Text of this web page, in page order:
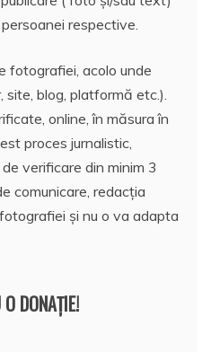
respective.
fotografiei, acolo unde
site, blog, platformă etc.).
online, în măsura în
proces jurnalistic,
verificare din minim 3
comunicare, redacția
și nu o va adapta
DONAȚIE!